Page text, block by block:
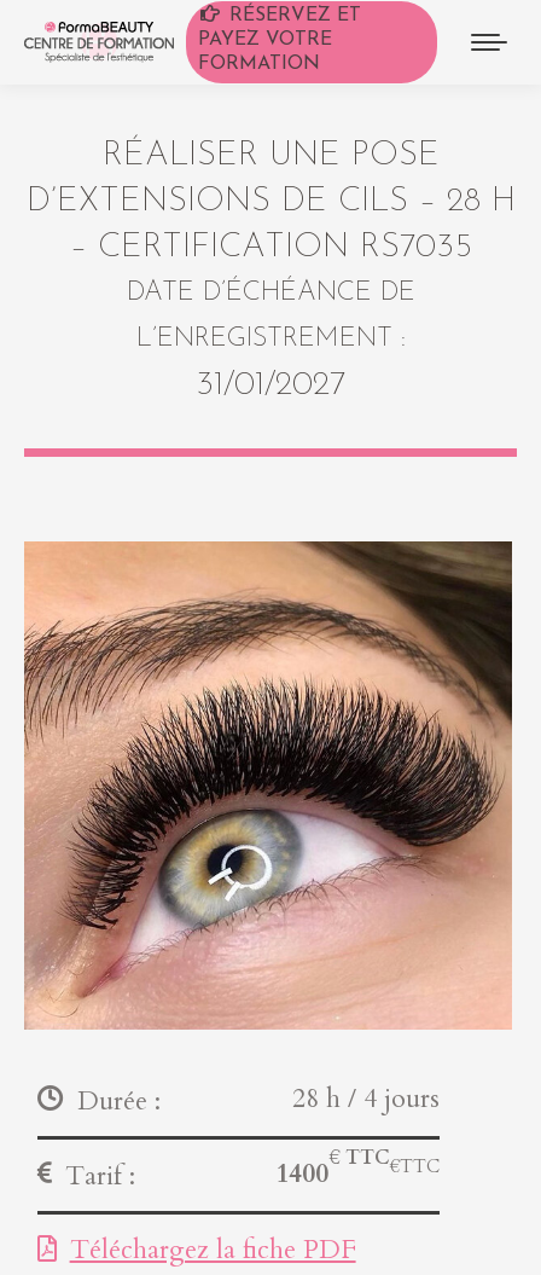
RÉSERVEZ ET
PAYEZ VOTRE
FORMATION
RÉALISER UNE POSE
D’EXTENSIONS DE CILS – 28 H
– CERTIFICATION RS7035
DATE D’ÉCHÉANCE DE
L’ENREGISTREMENT :
31/01/2027
Durée : 28 h / 4 jours
Tarif : 1400€ TTC
Téléchargez la fiche PDF